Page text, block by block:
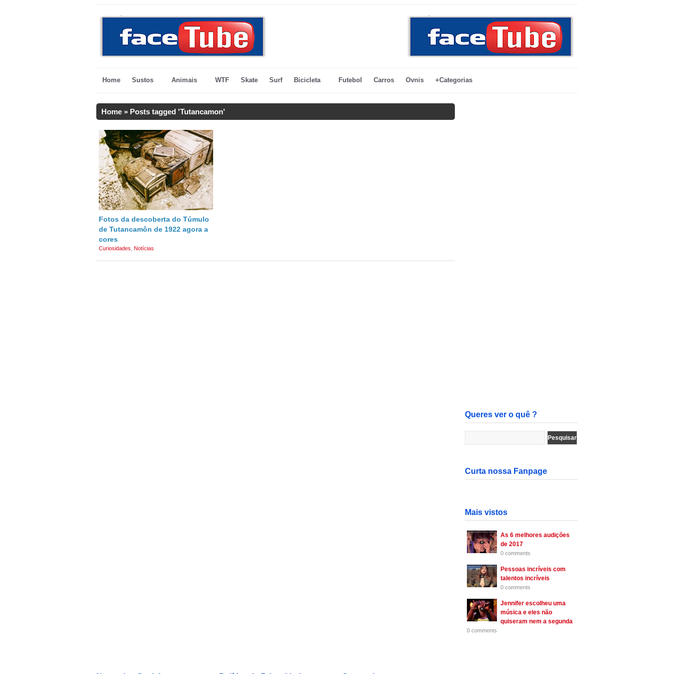
Home Sustos Animais WTF Skate Surf Bicicleta Futebol Carros Ovnis +Categorias
Home » Posts tagged 'Tutancamon'
Fotos da descoberta do Túmulo
de Tutancamôn de 1922 agora a
cores
Curiosidades Notícias
Queres ver o quê ?
Curta nossa Fanpage
Mais vistos
As 6 melhores audições
de 2017
0 comments
Pessoas incríveis com
talentos incríveis
0 comments
Jennifer escolheu uma
música e eles não
quiseram nem a segunda
0 comments